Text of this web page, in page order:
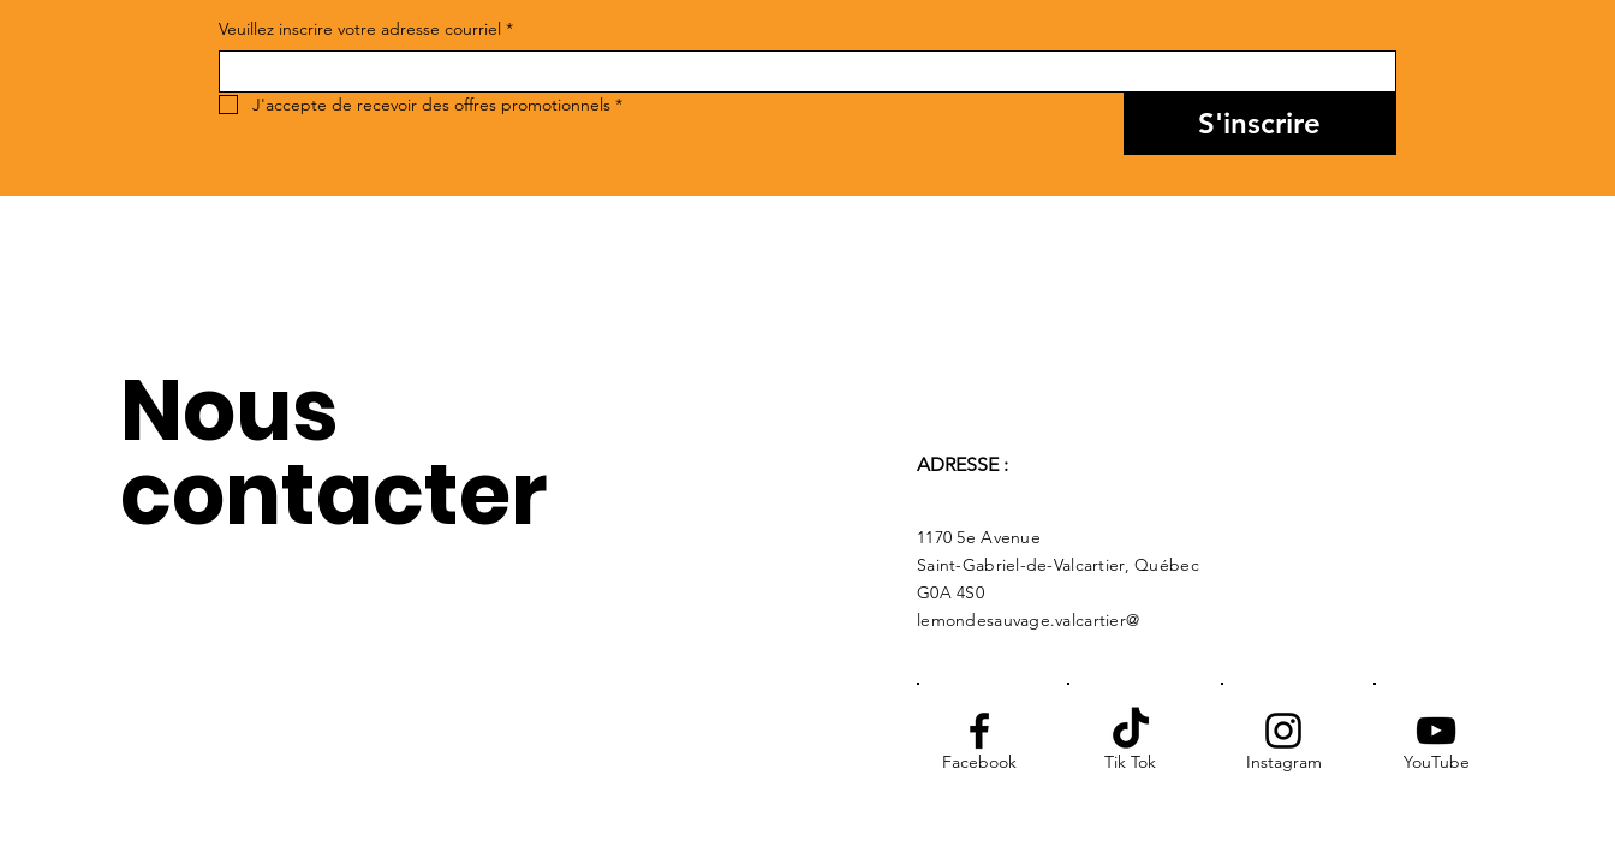
Veuillez inscrire votre adresse courriel *
J'accepte de recevoir des offres promotionnels *
S'inscrire
Nous
contacter ADRESSE :
1170 5e Avenue
Saint-Gabriel-de-Valcartier, Québec
G0A 4S0
lemondesauvage.valcartier@
Facebook Tik Tok Instagram YouTube